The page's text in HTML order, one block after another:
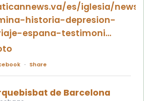
es/iglesia/news/
historia-depresion-
espana-testimoni...
· Share
de Barcelona